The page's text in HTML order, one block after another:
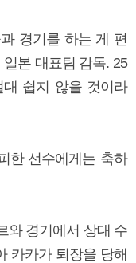
경기를 하는 게 편
본 대표팀 감독. 25
쉽지 않을 것이라
한 선수에게는 축하
와 경기에서 상대 수
카카가 퇴장을 당해